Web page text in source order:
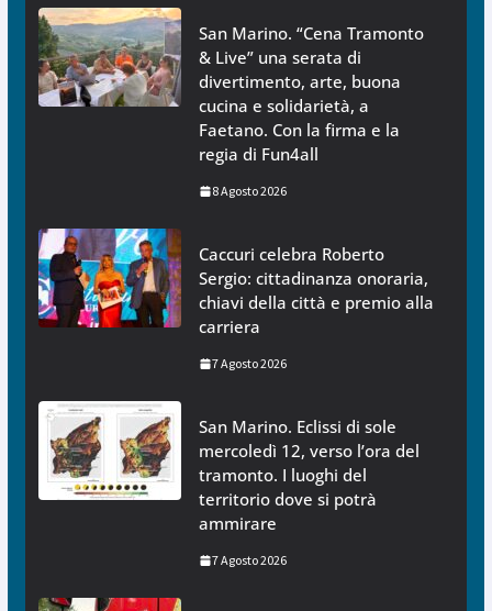
San Marino. “Cena Tramonto
& Live” una serata di
divertimento, arte, buona
cucina e solidarietà, a
Faetano. Con la firma e la
regia di Fun4all
8 Agosto 2026
Caccuri celebra Roberto
Sergio: cittadinanza onoraria,
chiavi della città e premio alla
carriera
7 Agosto 2026
San Marino. Eclissi di sole
mercoledì 12, verso l’ora del
tramonto. I luoghi del
territorio dove si potrà
ammirare
7 Agosto 2026